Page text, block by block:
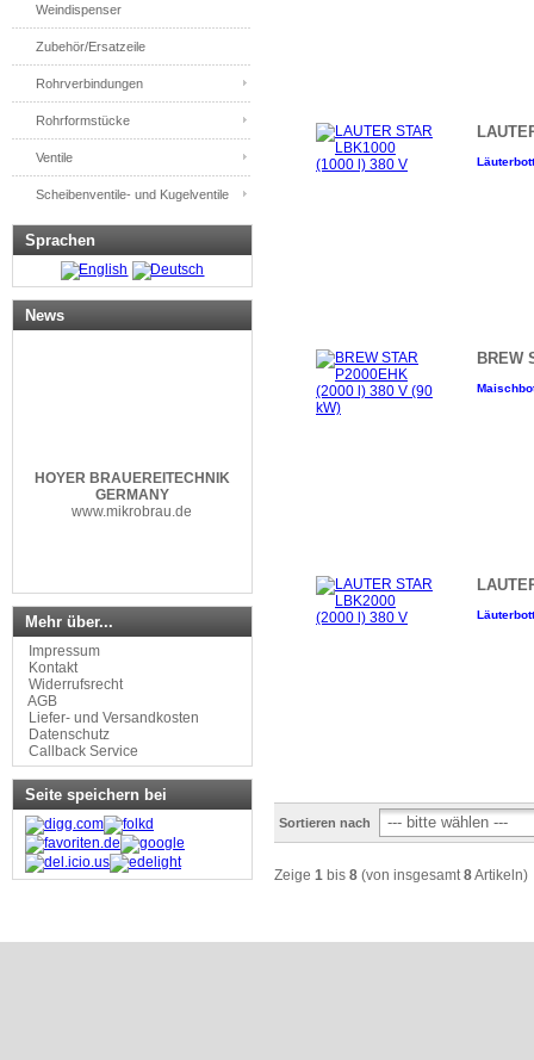
BREW
Sortieren nach
Zeige 1 bis 8 (von insgesamt 8Artikeln)
Weindispenser
Zubehör/Ersatzeile
Rohrverbindungen
Rohrformstücke
Ventile
Scheibenventile- und Kugelventile
Sprachen
News
HOYER BRAUEREITECHNIK
GERMANY
www.mikrobrau.de
Mehr über...
Impressum
Kontakt
Widerrufsrecht
AGB
Liefer- und Versandkosten
Datenschutz
Callback Service
Seite speichern bei